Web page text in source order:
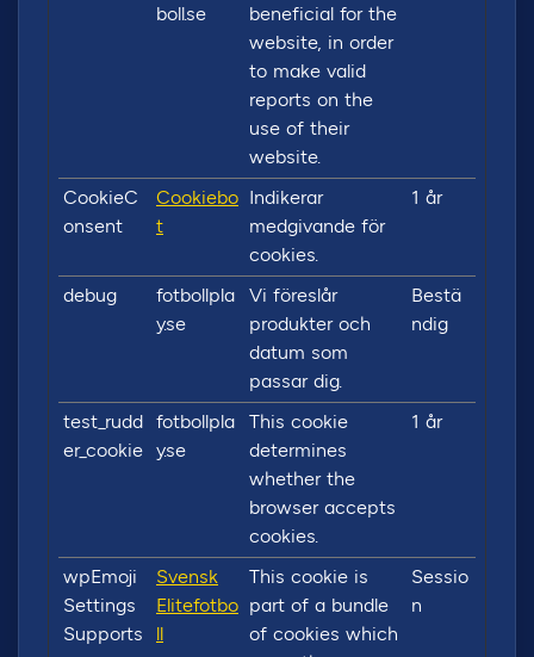
boll.se
beneficial for the
website, in order
to make valid
reports on the
use of their
website.
CookieC
onsent
Cookiebo
t
Indikerar
medgivande för
cookies.
1 år
debug
fotbollpla
y.se
Vi föreslår
produkter och
datum som
passar dig.
Bestä
ndig
test_rudd
er_cookie
fotbollpla
y.se
This cookie
determines
whether the
browser accepts
cookies.
1 år
wpEmoji
Settings
Supports
Svensk
Elitefotbo
ll
This cookie is
part of a bundle
of cookies which
Sessio
n